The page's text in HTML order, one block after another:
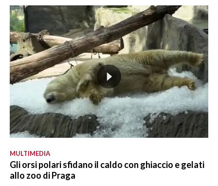
MULTIMEDIA
Gli orsi polari sfidano il caldo con ghiaccio e gelati
allo zoo di Praga